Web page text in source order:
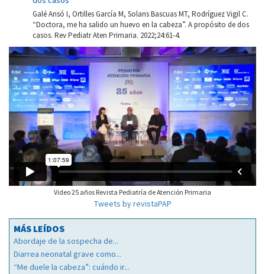
Galé Ansó I, Ortilles García M, Solans Bascuas MT, Rodríguez Vigil C.
“Doctora, me ha salido un huevo en la cabeza”. A propósito de dos
casos. Rev Pediatr Aten Primaria. 2022;24:61-4.
Video 25 años Revista Pediatría de Atención Primaria
Tweets by revistaPAP
MÁS LEÍDOS
Abordaje de la sospecha de...
Diarrea neonatal grave como...
“Me duele la cabeza”: cuándo ir...